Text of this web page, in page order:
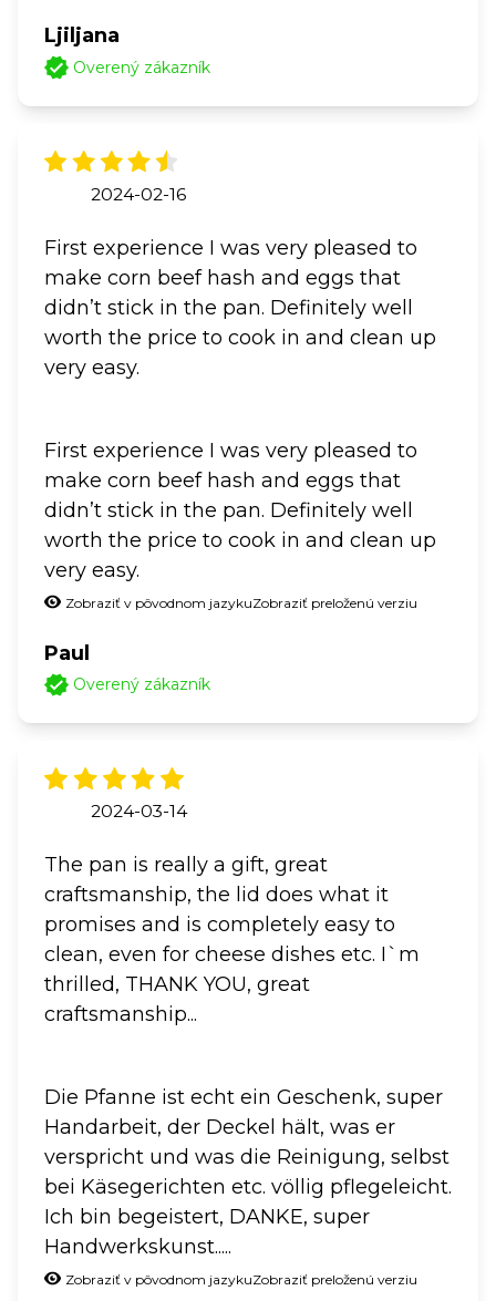
Ljiljana
Overený zákazník
2024-02-16
First experience I was very pleased to
make corn beef hash and eggs that
didn’t stick in the pan. Definitely well
worth the price to cook in and clean up
very easy.
First experience I was very pleased to
make corn beef hash and eggs that
didn’t stick in the pan. Definitely well
worth the price to cook in and clean up
very easy.
Zobraziť v pôvodnom jazykuZobraziť preloženú verziu
Paul
Overený zákazník
2024-03-14
The pan is really a gift, great
craftsmanship, the lid does what it
promises and is completely easy to
clean, even for cheese dishes etc. I`m
thrilled, THANK YOU, great
craftsmanship...
Die Pfanne ist echt ein Geschenk, super
Handarbeit, der Deckel hält, was er
verspricht und was die Reinigung, selbst
bei Käsegerichten etc. völlig pflegeleicht.
Ich bin begeistert, DANKE, super
Handwerkskunst.....
Zobraziť v pôvodnom jazykuZobraziť preloženú verziu